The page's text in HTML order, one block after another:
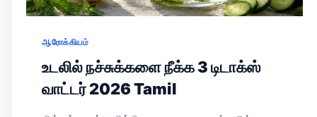
ஆரோக்கியம்
உடலில் நச்சுக்களை நீக்க 3 டிடாக்ஸ்
வாட்டர் 2026 Tamil